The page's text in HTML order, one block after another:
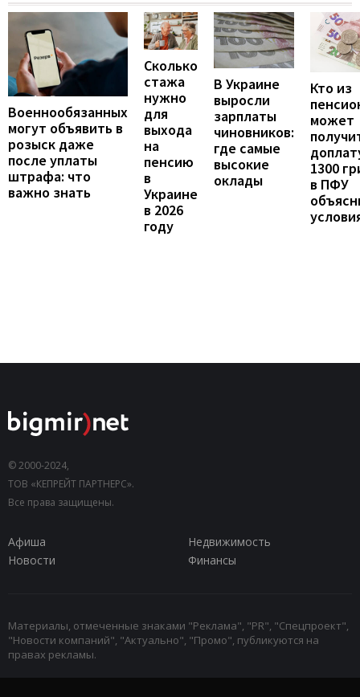
Военнообязанных
могут объявить в
розыск даже
после уплаты
штрафа: что
важно знать
Сколько
стажа
нужно
для
выхода
на
пенсию
в
Украине
в 2026
году
В Украине
выросли
зарплаты
чиновников:
где самые
высокие
оклады
Кто из
может
1300
в ПФУ
© 2000-2024,
ТОВ «КЕПРЕЙТ ПАРТНЕРС».
Все права защищены.
Афиша
Недвижимость
Новости
Финансы
Материалы, отмеченные знаками "Реклама", "PR", "Спецпроект",
"Новости компаний", "Актуально", "Промо", публикуются на
правах рекламы.